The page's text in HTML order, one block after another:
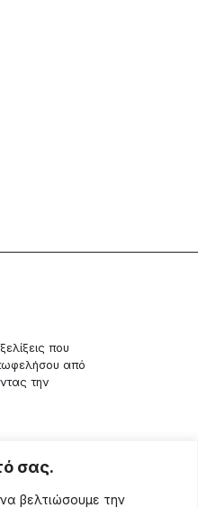
σας.
βελτιώσουμε την
που
από
την